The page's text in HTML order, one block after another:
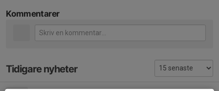
Kommentarer
Tidigare nyheter